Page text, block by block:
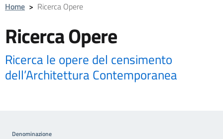
Home > Ricerca Opere
Ricerca Opere
Ricerca le opere del censimento
dell’Architettura Contemporanea
Denominazione